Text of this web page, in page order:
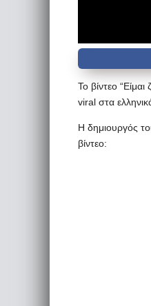
Το βίντεο
viral στα
Η δημιουργός
βίντεο: